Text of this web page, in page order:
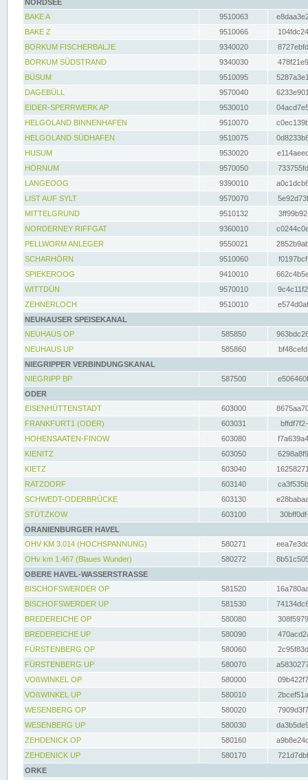
NORDSEE
BAKE A
9510063
BAKE Z
9510066
BORKUM FISCHERBALJE
9340020
BORKUM SÜDSTRAND
9340030
BÜSUM
9510095
DAGEBÜLL
9570040
EIDER-SPERRWERK AP
9530010
HELGOLAND BINNENHAFEN
9510070
HELGOLAND SÜDHAFEN
9510075
HUSUM
9530020
HÖRNUM
9570050
LANGEOOG
9390010
LIST AUF SYLT
9570070
MITTELGRUND
9510132
NORDERNEY RIFFGAT
9360010
PELLWORM ANLEGER
9550021
SCHARHÖRN
9510060
SPIEKEROOG
9410010
WITTDÜN
9570010
ZEHNERLOCH
9510010
NEUHAUSER SPEISEKANAL
NEUHAUS OP
585850
NEUHAUS UP
585860
NIEGRIPPER VERBINDUNGSKANAL
NIEGRIPP BP
587500
ODER
EISENHÜTTENSTADT
603000
FRANKFURT1 (ODER)
603031
HOHENSAATEN-FINOW
603080
KIENITZ
603050
KIETZ
603040
RATZDORF
603140
SCHWEDT-ODERBRÜCKE
603130
STÜTZKOW
603100
ORANIENBURGER HAVEL
OHV KM 3.014 (HOCHSPANNUNG)
580271
OHv km 1.467 (Blaues Wunder)
580272
OBERE HAVEL-WASSERSTRASSE
BISCHOFSWERDER OP
581520
BISCHOFSWERDER UP
581530
BREDEREICHE OP
580080
BREDEREICHE UP
580090
FÜRSTENBERG OP
580060
FÜRSTENBERG UP
580070
VOßWINKEL OP
580000
VOßWINKEL UP
580010
WESENBERG OP
580020
WESENBERG UP
580030
ZEHDENICK OP
580160
ZEHDENICK UP
580170
ORKE